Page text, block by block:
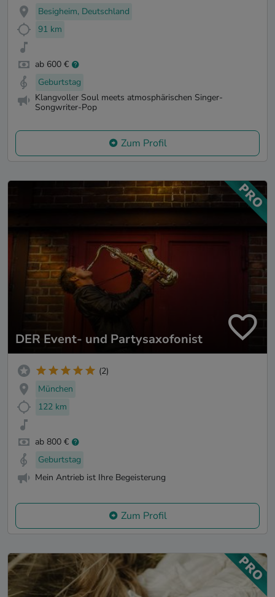
Besigheim, Deutschland
91 km
ab 600 €
Geburtstag
Klangvoller Soul meets atmosphärischen Singer-
Songwriter-Pop
Zum Profil
DER Event- und Partysaxofonist
(2)
München
122 km
ab 800 €
Geburtstag
Mein Antrieb ist Ihre Begeisterung
Zum Profil